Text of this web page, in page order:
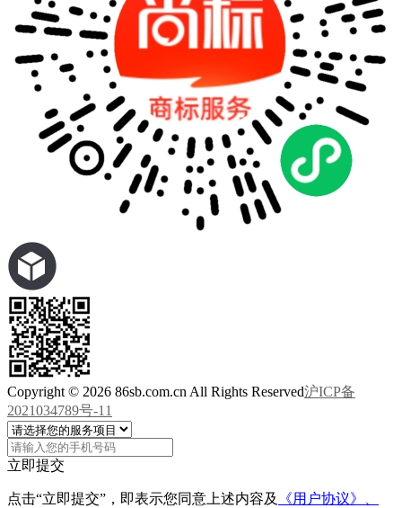
Copyright © 2026 86sb.com.cn All Rights Reserved沪ICP备
2021034789号-11
立即提交
点击“立即提交”，即表示您同意上述内容及
《用户协议》、